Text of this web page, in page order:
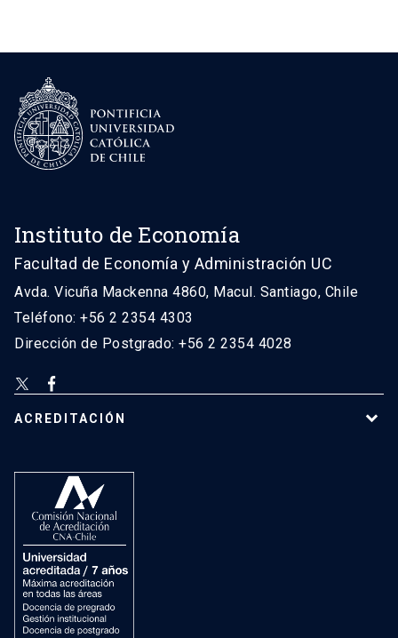
Instituto de Economía
Facultad de Economía y Administración UC
Avda. Vicuña Mackenna 4860, Macul. Santiago, Chile
Teléfono: +56 2 2354 4303
Dirección de Postgrado: +56 2 2354 4028
ACREDITACIÓN